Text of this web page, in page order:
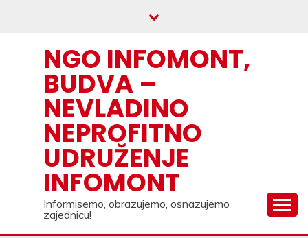
NGO INFOMONT,
BUDVA –
NEVLADINO
NEPROFITNO
UDRUŽENJE
INFOMONT
Informisemo, obrazujemo, osnazujemo
zajednicu!